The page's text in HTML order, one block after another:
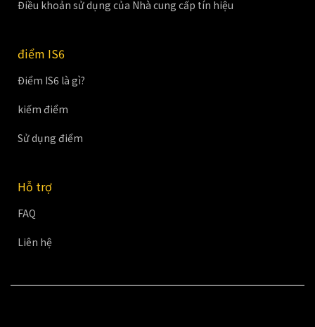
Điều khoản sử dụng của Nhà cung cấp tín hiệu
điểm IS6
Điểm IS6 là gì?
kiếm điểm
Sử dụng điểm
Hỗ trợ
FAQ
Liên hệ